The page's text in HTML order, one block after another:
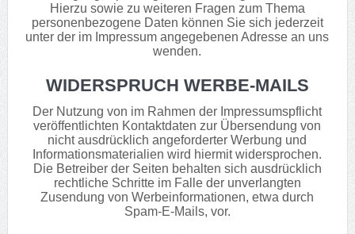
Hierzu sowie zu weiteren Fragen zum Thema
personenbezogene Daten können Sie sich jederzeit
unter der im Impressum angegebenen Adresse an uns
wenden.
WIDERSPRUCH WERBE-MAILS
Der Nutzung von im Rahmen der Impressumspflicht
veröffentlichten Kontaktdaten zur Übersendung von
nicht ausdrücklich angeforderter Werbung und
Informationsmaterialien wird hiermit widersprochen.
Die Betreiber der Seiten behalten sich ausdrücklich
rechtliche Schritte im Falle der unverlangten
Zusendung von Werbeinformationen, etwa durch
Spam-E-Mails, vor.